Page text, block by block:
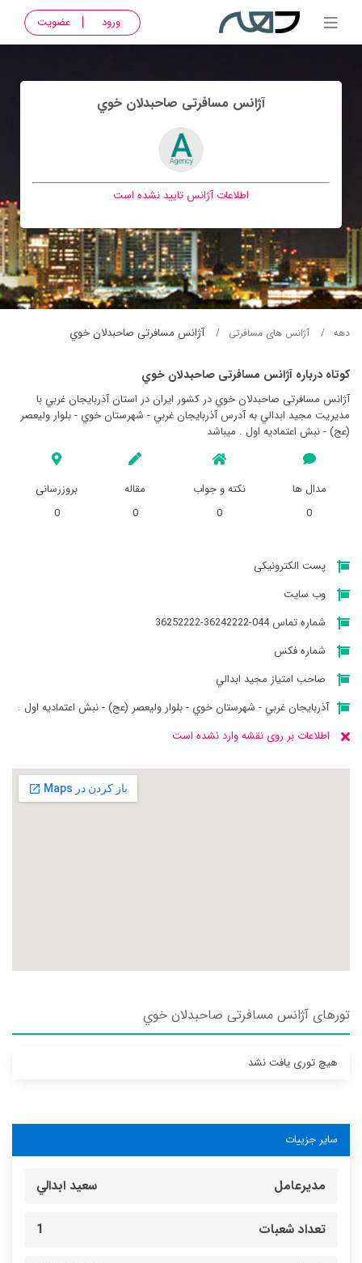
ورود عضویت
آژانس مسافرتی صاحبدلان خوي
اطلاعات آژانس تایید نشده است
دهه آژانس های مسافرتی آژانس مسافرتی صاحبدلان خوي
کوتاه درباره آژانس مسافرتی صاحبدلان خوي
آژانس مسافرتی صاحبدلان خوي در کشور ایران در استان آذربايجان غربي با
مدیریت مجيد ابدالي به آدرس آذربايجان غربي - شهرستان خوي - بلوار وليعصر
(عج) - نبش اعتماديه اول . میباشد
مدال ها
0
نکته و جواب
0
مقاله
0
بروزرسانی
0
پست الکترونیکی
وب سایت
شماره تماس 044-36242222-36252222
شماره فکس
صاحب امتیاز مجيد ابدالي
آذربايجان غربي - شهرستان خوي - بلوار وليعصر (عج) - نبش اعتماديه اول .
اطلاعات بر روی نقشه وارد نشده است
تورهای آژانس مسافرتی صاحبدلان خوي
هیچ توری یافت نشد
سایر جزییات
مدیرعامل سعيد ابدالي
تعداد شعبات 1